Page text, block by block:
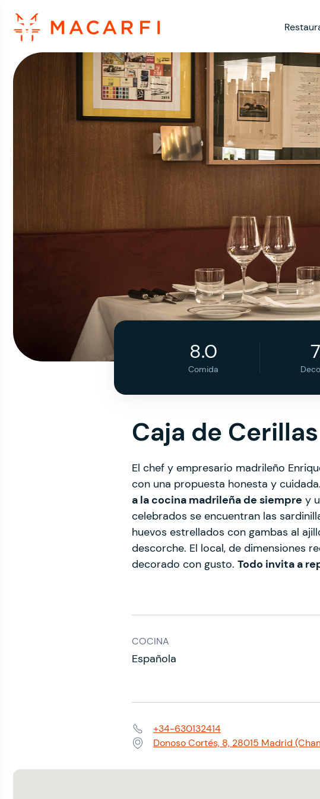
8.0
Comida
Caja de Cerillas
El chef y empresario madrileño
con una propuesta honesta y
a la cocina madrileña de siempre y
celebrados se encuentran las
huevos estrellados con gambas al
descorche. El local, de dimensiones
decorado con gusto. Todo invita a
COCINA
Española
Teléfono:+34-630132414
Dirección:Donoso Cortés, 8, 28015 Madrid